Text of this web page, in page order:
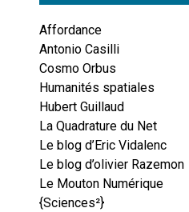
Affordance
Antonio Casilli
Cosmo Orbus
Humanités spatiales
Hubert Guillaud
La Quadrature du Net
Le blog d’Eric Vidalenc
Le blog d’olivier Razemon
Le Mouton Numérique
{Sciences²}